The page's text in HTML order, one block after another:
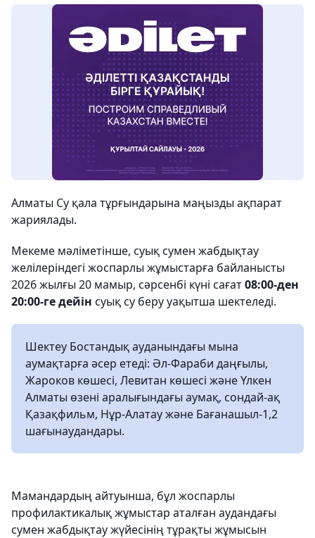
Алматы Су қала тұрғындарына маңызды ақпарат
жариялады.
Мекеме мәліметінше, суық сумен жабдықтау
желілеріндегі жоспарлы жұмыстарға байланысты
2026 жылғы 20 мамыр, сәрсенбі күні сағат08:00-ден
20:00-ге дейін суық су беру уақытша шектеледі.
Шектеу Бостандық ауданындағы мына
аумақтарға әсер етеді: Әл-Фараби даңғылы,
Жароков көшесі, Левитан көшесі және Үлкен
Алматы өзені аралығындағы аумақ, сондай-ақ
Қазақфильм, Нұр-Алатау және Бағанашыл-1,2
шағынаудандары.
Мамандардың айтуынша, бұл жоспарлы
профилактикалық жұмыстар аталған аудандағы
сумен жабдықтау жүйесінің тұрақты жұмысын